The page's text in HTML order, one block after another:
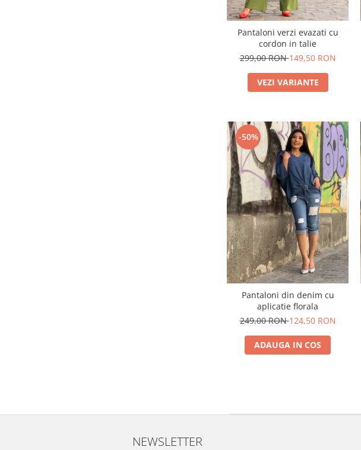
Pantaloni verzi evazati cu
cordon in talie
299,00 RON149,50 RON
VEZI VARIANTE
-50%
Pantaloni din denim cu
aplicatie florala
249,00 RON124,50 RON
ADAUGA IN COS
NEWSLETTER